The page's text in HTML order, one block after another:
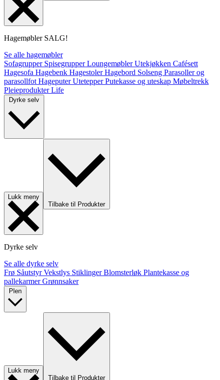
Hagemøbler SALG!
Se alle hagemøbler
Sofagrupper SpisegrupperLoungemøblerUtekjøkken Cafésett
Hagesofa Hagebenk HagestolerHagebord Solseng Parasoller og
parasollfot HageputerUtetepperPutekasse og uteskap Møbeltrekk
PleieprodukterLife
Lukk meny
Tilbake til Produkter
Dyrke selv
Se alle dyrke selv
Frø SåutstyrVekstlys StiklingerBlomsterløk Plantekasse og
pallekarmerGrønnsaker
Lukk meny
Tilbake til Produkter